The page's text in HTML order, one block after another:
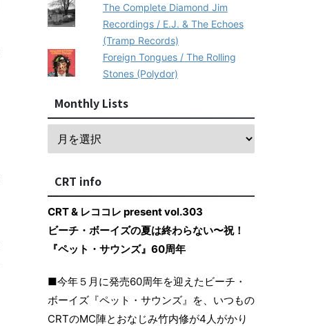
The Complete Diamond Jim
Recordings / E.J. & The Echoes
(Tramp Records)
Foreign Tongues / The Rolling
Stones (Polydor)
Monthly Lists
CRT info
CRT & レココレ present vol.303
ビーチ・ボーイズの夏は終わらない〜祝！
『ペット・サウンズ』60周年
■今年５月に発売60周年を迎えたビーチ・
ボーイズ『ペット・サウンズ』を、いつもの
CRTのMC陣とおなじみ竹内修が4人がかり